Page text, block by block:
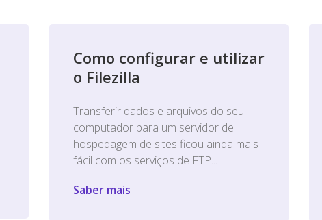
Como configurar e utilizar
o Filezilla
Transferir dados e arquivos do seu
computador para um servidor de
hospedagem de sites ficou ainda mais
fácil com os serviços de FTP...
Saber mais